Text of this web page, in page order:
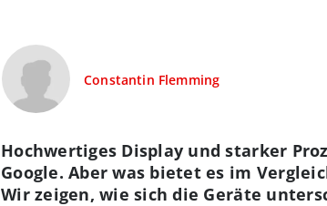
Constantin Flemming
Hochwertiges Display und starker
Google. Aber was bietet es im
Wir zeigen, wie sich die Geräte